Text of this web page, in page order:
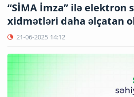
“SİMA İmza” ilə elektron
xidmətləri daha əlçatan
21-06-2025 14:12